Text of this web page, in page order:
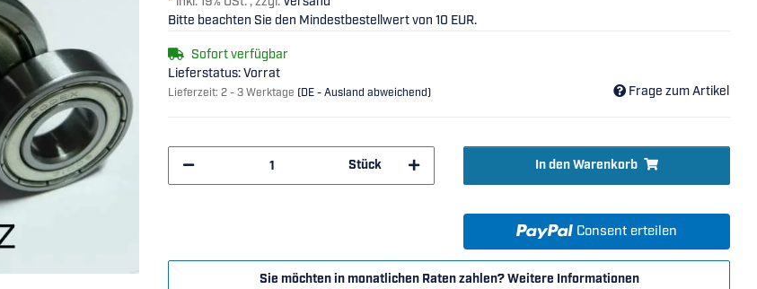
Bitte beachten Sie den Mindestbestellwert von 10 EUR.
Sofort verfügbar
Lieferstatus: Vorrat
Lieferzeit: 2 - 3 Werktage (DE - Ausland abweichend) Frage zum Artikel
Stück In den Warenkorb
Consent erteilen
Sie möchten in monatlichen Raten zahlen?Weitere Informationen